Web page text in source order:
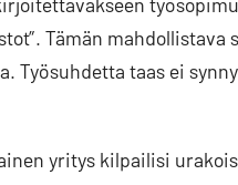
Tämän mahdollistava
Työsuhdetta taas ei
yritys kilpailisi